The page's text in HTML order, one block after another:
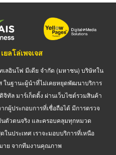
ยลโล่เพจเจส
เลอินโฟ มีเดีย จำกัด (มหาชน) บริษัทใน
ส ในฐานะผู้นำที่ไม่เคยหยุดพัฒนาบริการ
ทัล มาร์เก็ตติ้ง ผ่านเว็บไซต์รวมสินค้า
กผู้ประกอบการที่เชื่อถือได้ มีการตรวจ
ตัวตนจริง และครอบคลุมทุกหมวด
ในประเทศ เราจะมอบบริการที่เหนือ
าย จากทีมงานคุณภาพ